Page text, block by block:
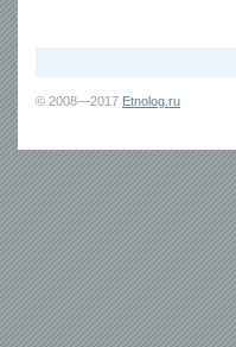
© 2008—2017 Etnolog.ru